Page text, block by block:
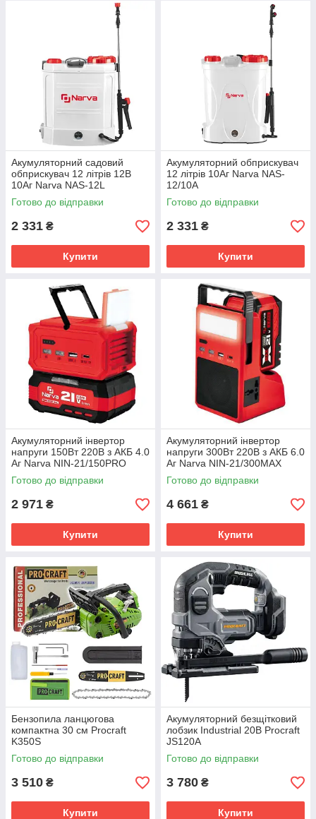
Акумуляторний садовий
обприскувач 12 літрів 12В
10Аг Narva NAS-12L
Готово до відправки
2 331 ₴
Купити
Акумуляторний обприскувач
12 літрів 10Аг Narva NAS-
12/10A
Готово до відправки
2 331 ₴
Купити
Акумуляторний інвертор
напруги 150Вт 220В з АКБ 4.0
Аг Narva NIN-21/150PRO
Готово до відправки
2 971 ₴
Купити
Акумуляторний інвертор
напруги 300Вт 220В з АКБ 6.0
Аг Narva NIN-21/300MAX
Готово до відправки
4 661 ₴
Купити
Бензопила ланцюгова
компактна 30 см Procraft
K350S
Готово до відправки
3 510 ₴
Купити
Акумуляторний безщітковий
лобзик Industrial 20В Procraft
JS120A
Готово до відправки
3 780 ₴
Купити